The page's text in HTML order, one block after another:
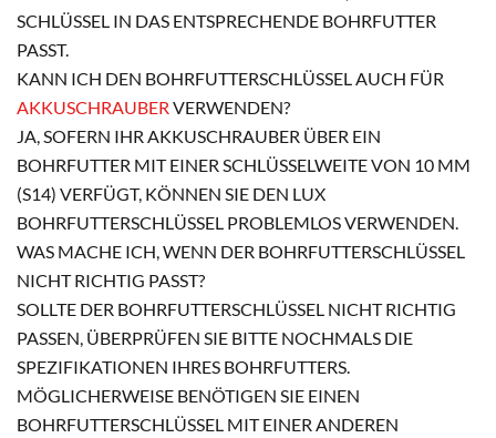
SCHLÜSSEL IN DAS ENTSPRECHENDE BOHRFUTTER
PASST.
KANN ICH DEN BOHRFUTTERSCHLÜSSEL AUCH FÜR
AKKUSCHRAUBER VERWENDEN?
JA, SOFERN IHR AKKUSCHRAUBER ÜBER EIN
BOHRFUTTER MIT EINER SCHLÜSSELWEITE VON 10 MM
(S14) VERFÜGT, KÖNNEN SIE DEN LUX
BOHRFUTTERSCHLÜSSEL PROBLEMLOS VERWENDEN.
WAS MACHE ICH, WENN DER BOHRFUTTERSCHLÜSSEL
NICHT RICHTIG PASST?
SOLLTE DER BOHRFUTTERSCHLÜSSEL NICHT RICHTIG
PASSEN, ÜBERPRÜFEN SIE BITTE NOCHMALS DIE
SPEZIFIKATIONEN IHRES BOHRFUTTERS.
MÖGLICHERWEISE BENÖTIGEN SIE EINEN
BOHRFUTTERSCHLÜSSEL MIT EINER ANDEREN